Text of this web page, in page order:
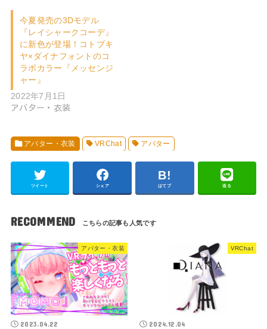
今夏発売の3Dモデル
『レイシャークコーデ』
に新色が登場！コトブキ
ヤ×ダイナフォントのコ
ラボカラー『メッセンジ
ャー』
2022年7月1日
アバター・衣装
アバター・衣装 VRChat アバター
ツイート シェア はてブ 送る
RECOMMEND
アバター・衣装
2023.04.22
VRChat
2024.12.04